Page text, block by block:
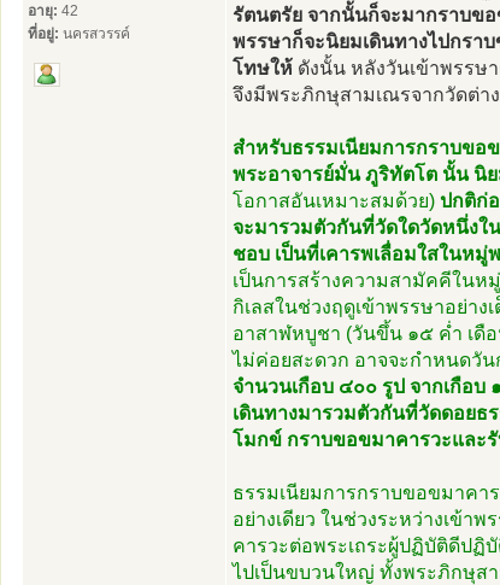
อายุ: 42
ที่อยู่: นครสวรรค์
รัตนตรัย จากนั้นก็จะมากราบข
พรรษาก็จะนิยมเดินทางไปกรา
โทษให้ ดังนั้น หลังวันเข้าพรรษ
จึงมีพระภิกษุสามเณรจากวัดต่า
สำหรับธรรมเนียมการกราบขอ
พระอาจารย์มั่น ภูริทัตโต นั้น นิ
โอกาสอันเหมาะสมด้วย) ปกติก่
จะมารวมตัวกันที่วัดใดวัดหนึ่งใ
ชอบ เป็นที่เคารพเลื่อมใสในห
เป็นการสร้างความสามัคคีในห
กิเลสในช่วงฤดูเข้าพรรษาอย่า
อาสาฬหบูชา (วันขึ้น ๑๕ ค่ำ เดื
ไม่ค่อยสะดวก อาจจะกำหนดวั
จำนวนเกือบ ๔๐๐ รูป จากเกือบ
เดินทางมารวมตัวกันที่วัดดอยธ
โมกข์ กราบขอขมาคารวะและ
ธรรมเนียมการกราบขอขมาคา
อย่างเดียว ในช่วงระหว่างเข้า
คารวะต่อพระเถระผู้ปฏิบัติดีปฏิ
ไปเป็นขบวนใหญ่ ทั้งพระภิกษุส